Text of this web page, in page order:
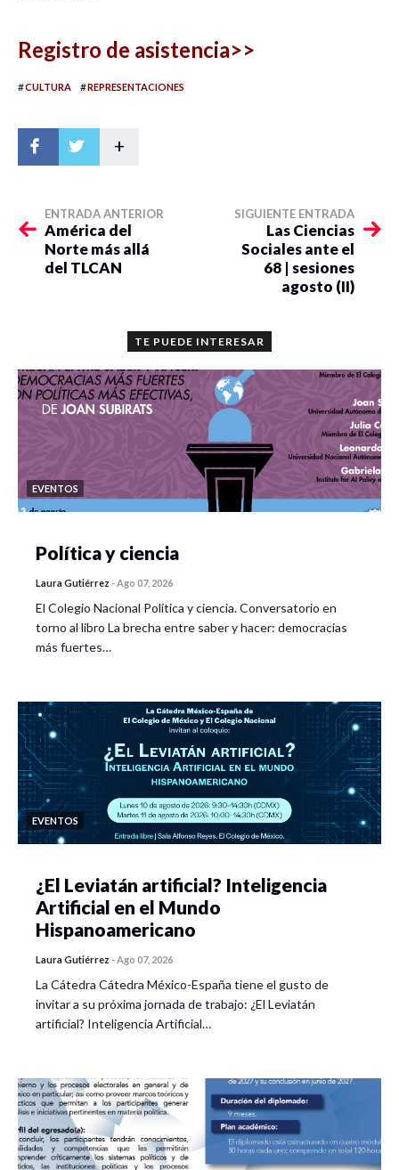
Registro de asistencia>>
#CULTURA #REPRESENTACIONES
+
ENTRADA ANTERIOR
América del
Norte más allá
del TLCAN
SIGUIENTE ENTRADA
Las Ciencias
Sociales ante el
68 | sesiones
agosto (II)
TE PUEDE INTERESAR
EVENTOS
Política y ciencia
Laura Gutiérrez -Ago 07, 2026
El Colegio Nacional Política y ciencia. Conversatorio en
torno al libro La brecha entre saber y hacer: democracias
más fuertes…
EVENTOS
¿El Leviatán artificial? Inteligencia
Artificial en el Mundo
Hispanoamericano
Laura Gutiérrez -Ago 07, 2026
La Cátedra Cátedra México-España tiene el gusto de
invitar a su próxima jornada de trabajo: ¿El Leviatán
artificial? Inteligencia Artificial…